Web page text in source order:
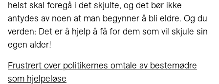
helst skal foregå i det skjulte, og det bør ikke
antydes av noen at man begynner å bli eldre. Og du
verden: Det er å hjelp å få for dem som vil skjule sin
egen alder!
Frustrert over politikernes omtale av bestemødre
som hjelpeløse